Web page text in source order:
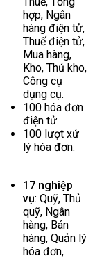
hợp, Ngân
hàng điện tử,
Thuế điện tử,
Mua hàng,
Kho, Thủ kho,
Công cụ
dụng cụ.
100 hóa đơn
điện tử.
100 lượt xử
lý hóa đơn.
17 nghiệp
vụ: Quỹ, Thủ
quỹ, Ngân
hàng, Bán
hàng, Quản lý
hóa đơn,